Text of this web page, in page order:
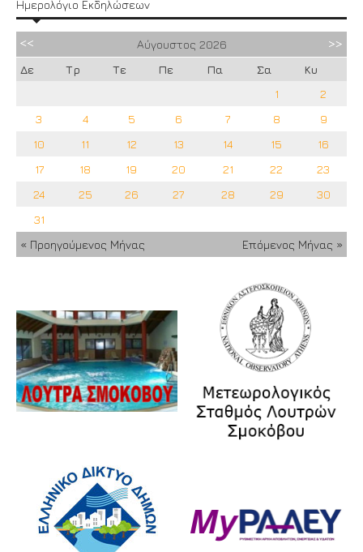
Ημερολόγιο Εκδηλώσεων
Αύγουστος 2026
Δε
Τρ Τε Πε Πα Σα
Κυ
1
2
3
4 5 6 7 8
9
10
11 12 13 14 15
16
17
18 19 20 21 22
23
24
25 26 27 28 29
30
31
« Προηγούμενος Μήνας
Επόμενος Μήνας »